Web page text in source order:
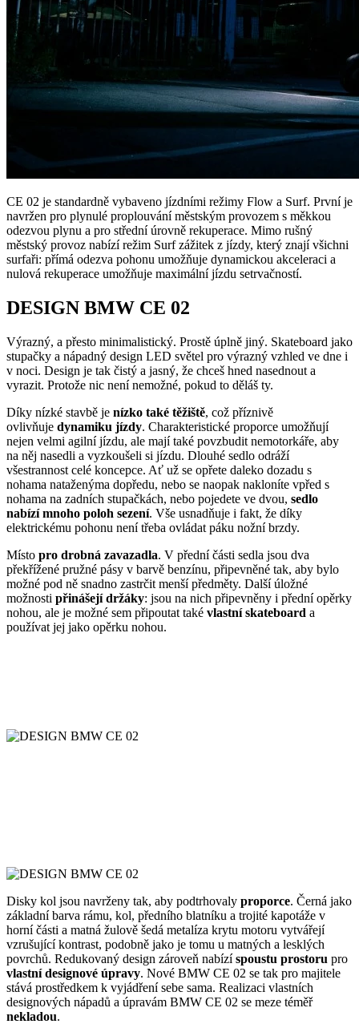
CE 02 je standardně vybaveno jízdními režimy Flow a Surf. První je
navržen pro plynulé proplouvání městským provozem s měkkou
odezvou plynu a pro střední úrovně rekuperace. Mimo rušný
městský provoz nabízí režim Surf zážitek z jízdy, který znají všichni
surfaři: přímá odezva pohonu umožňuje dynamickou akceleraci a
nulová rekuperace umožňuje maximální jízdu setrvačností.
DESIGN BMW CE 02
Výrazný, a přesto minimalistický. Prostě úplně jiný. Skateboard jako
stupačky a nápadný design LED světel pro výrazný vzhled ve dne i
v noci. Design je tak čistý a jasný, že chceš hned nasednout a
vyrazit. Protože nic není nemožné, pokud to děláš ty.
Díky nízké stavbě je nízko také těžiště, což příznivě
ovlivňuje dynamiku jízdy. Charakteristické proporce umožňují
nejen velmi agilní jízdu, ale mají také povzbudit nemotorkáře, aby
na něj nasedli a vyzkoušeli si jízdu. Dlouhé sedlo odráží
všestrannost celé koncepce. Ať už se opřete daleko dozadu s
nohama nataženýma dopředu, nebo se naopak nakloníte vpřed s
nohama na zadních stupačkách, nebo pojedete ve dvou, sedlo
nabízí mnoho poloh sezení. Vše usnadňuje i fakt, že díky
elektrickému pohonu není třeba ovládat páku nožní brzdy.
Místo pro drobná zavazadla. V přední části sedla jsou dva
překřížené pružné pásy v barvě benzínu, připevněné tak, aby bylo
možné pod ně snadno zastrčit menší předměty. Další úložné
možnosti přinášejí držáky: jsou na nich připevněny i přední opěrky
nohou, ale je možné sem připoutat také vlastní skateboard a
používat jej jako opěrku nohou.
Disky kol jsou navrženy tak, aby podtrhovaly proporce. Černá jako
základní barva rámu, kol, předního blatníku a trojité kapotáže v
horní části a matná žulově šedá metalíza krytu motoru vytvářejí
vzrušující kontrast, podobně jako je tomu u matných a lesklých
povrchů. Redukovaný design zároveň nabízíspoustu prostoru pro
vlastní designové úpravy. Nové BMW CE 02 se tak pro majitele
stává prostředkem k vyjádření sebe sama. Realizaci vlastních
designových nápadů a úpravám BMW CE 02 se meze téměř
nekladou.